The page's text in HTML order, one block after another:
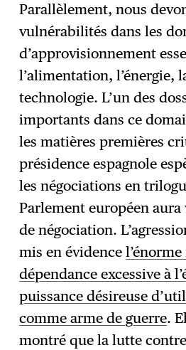
Parallèlement, nous
vulnérabilités dans les
d’approvisionnement
l’alimentation, l’énergie,
technologie. L’un des
importants dans ce
les matières premières
présidence espagnole
les négociations en
Parlement européen
de négociation.
mis en évidence
dépendance excessive à
puissance désireuse
comme arme de guerre.
montré que la lutte